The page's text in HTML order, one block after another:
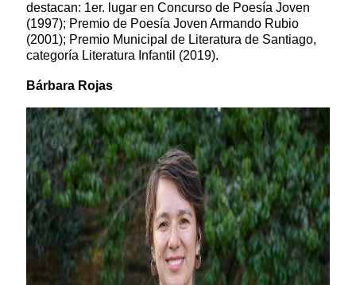
destacan: 1er. lugar en Concurso de Poesía Joven
(1997); Premio de Poesía Joven Armando Rubio
(2001); Premio Municipal de Literatura de Santiago,
categoría Literatura Infantil (2019).
Bárbara Rojas